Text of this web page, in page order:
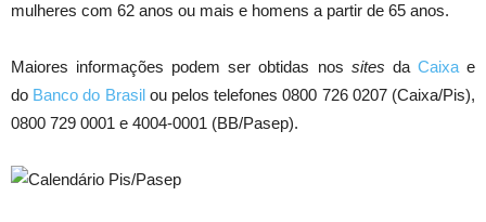
mulheres com 62 anos ou mais e homens a partir de 65 anos.
Maiores informações podem ser obtidas nos sites da Caixae
do Banco do Brasilou pelos telefones 0800 726 0207 (Caixa/Pis),
0800 729 0001 e 4004-0001 (BB/Pasep).